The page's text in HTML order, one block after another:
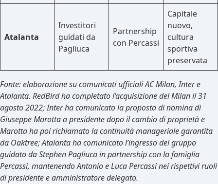
Atalanta
Investitori
guidati da
Pagliuca
Partnership
con Percassi
Capitale
nuovo,
cultura
sportiva
preservata
Fonte: elaborazione su comunicati ufficiali AC Milan, Inter e
Atalanta. RedBird ha completato l’acquisizione del Milan il 31
agosto 2022; Inter ha comunicato la proposta di nomina di
Giuseppe Marotta a presidente dopo il cambio di proprietà e
Marotta ha poi richiamato la continuità manageriale garantita
da Oaktree; Atalanta ha comunicato l’ingresso del gruppo
guidato da Stephen Pagliuca in partnership con la famiglia
Percassi, mantenendo Antonio e Luca Percassi nei rispettivi ruoli
di presidente e amministratore delegato.